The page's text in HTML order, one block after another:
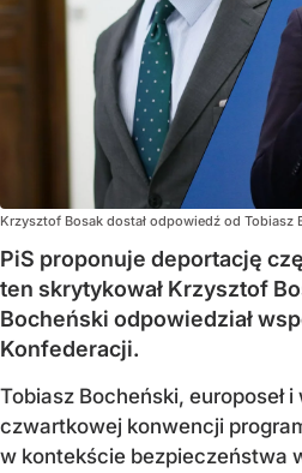
Krzysztof Bosak dostał odpowiedź od Tobiasz
PiS proponuje deportację
ten skrytykował Krzysztof
Bocheński odpowiedział
Konfederacji.
Tobiasz Bocheński, europoseł
czwartkowej konwencji
w kontekście bezpieczeństwa